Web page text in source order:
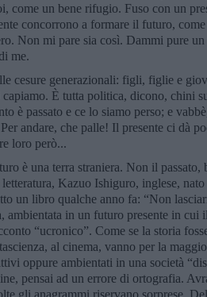
come un bene rifugio. Fuso con un
concorrono a formare il futuro,
Non mi pare sia così. Dammi pure
me.
cesure generazionali: figli, figlie e
È tutta politica, dicono, chini
è passato e ce lo siamo perso; e
andare, che palle! Il presente ci dà
loro però...
è una terra straniera. Non il
Kazuo Ishiguro, inglese, nato
un libro qualche anno fa: “Non
ambientata in un futuro presente in cui
“ucronico”. Come se la storia
al cinema, vanno per la
oppure ambientati in una società
pensai ad un errore di ortografia.
gli anagrammi riservano sorprese.